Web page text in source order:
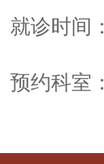
就诊时间：
预约科室：